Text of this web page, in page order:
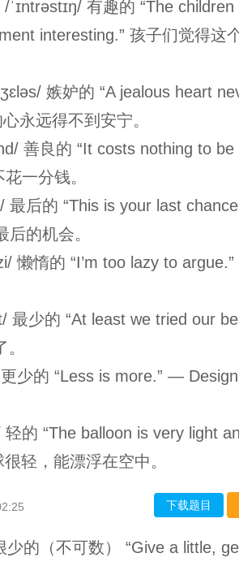
ˈɪntrəstɪŋ/ 有趣的 “The
interesting.” 孩子们觉得这
嫉妒的 “A jealous heart
永远得不到安宁。
善良的 “It costs nothing to
一分钱。
最后的 “This is your last
的机会。
懒惰的 “I’m too lazy to
最少的 “At least we tried our
少的 “Less is more.” —
轻的 “The balloon is very light
轻，能漂浮在空中。
下载题目
少的（不可数） “Give a little,